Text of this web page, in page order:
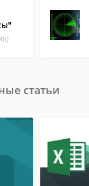
статьи